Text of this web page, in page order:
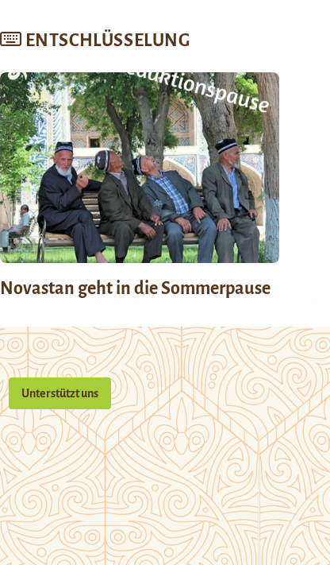
ENTSCHLÜSSELUNG
Novastan geht in die Sommerpause
Unterstützt uns